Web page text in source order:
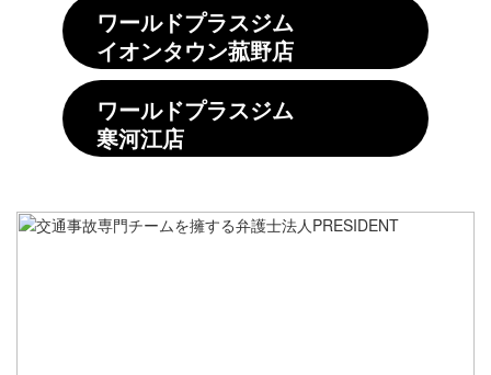
ワールドプラスジム
イオンタウン菰野店
ワールドプラスジム
寒河江店